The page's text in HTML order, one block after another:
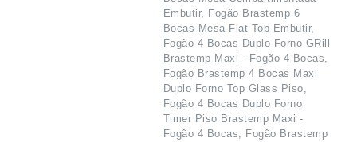
Embutir, Fogão Brastemp 6
Bocas Mesa Flat Top Embutir,
Fogão 4 Bocas Duplo Forno GRill
Brastemp Maxi - Fogão 4 Bocas,
Fogão Brastemp 4 Bocas Maxi
Duplo Forno Top Glass Piso,
Fogão 4 Bocas Duplo Forno
Timer Piso Brastemp Maxi -
Fogão 4 Bocas, Fogão Brastemp